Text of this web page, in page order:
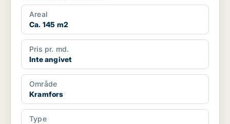
Areal
Ca. 145 m2
Pris pr. md.
Inte angivet
Område
Kramfors
Type